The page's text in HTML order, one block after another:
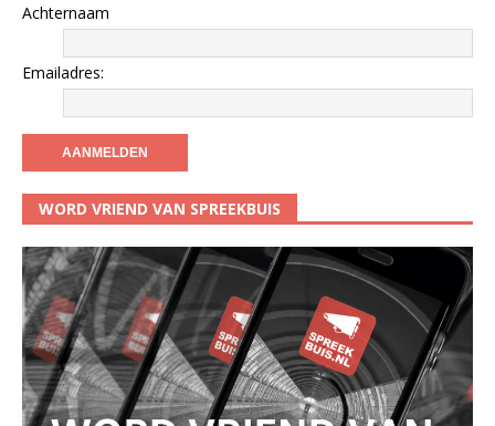
Achternaam
Emailadres:
WORD VRIEND VAN SPREEKBUIS